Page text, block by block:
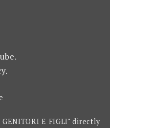
.
GENITORI E FIGLI" directly